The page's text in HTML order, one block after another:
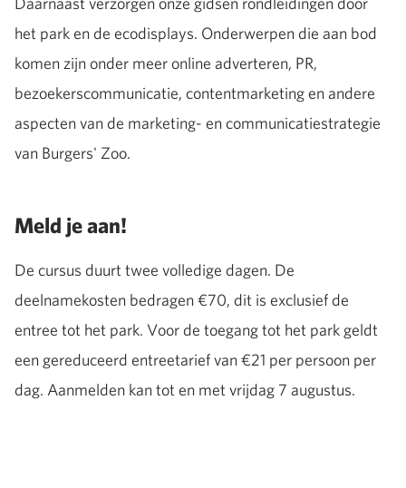
het park en de ecodisplays. Onderwerpen die aan bod
komen zijn onder meer online adverteren, PR,
bezoekerscommunicatie, contentmarketing en andere
aspecten van de marketing- en communicatiestrategie
van Burgers' Zoo.
Meld je aan!
De cursus duurt twee volledige dagen. De
deelnamekosten bedragen €70, dit is exclusief de
entree tot het park. Voor de toegang tot het park geldt
een gereduceerd entreetarief van €21 per persoon per
dag. Aanmelden kan tot en met vrijdag 7 augustus.